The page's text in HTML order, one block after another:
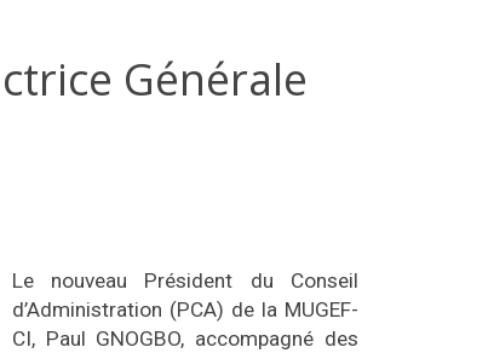
Générale
Le nouveau Président du Conseil
d’Administration (PCA) de la MUGEF-
CI, Paul GNOGBO, accompagné des